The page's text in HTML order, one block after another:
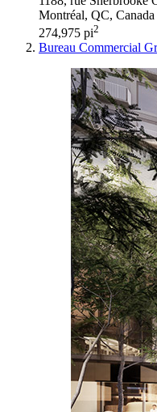
Montréal, QC, Canada
274,975 pi2
Bureau Commercial